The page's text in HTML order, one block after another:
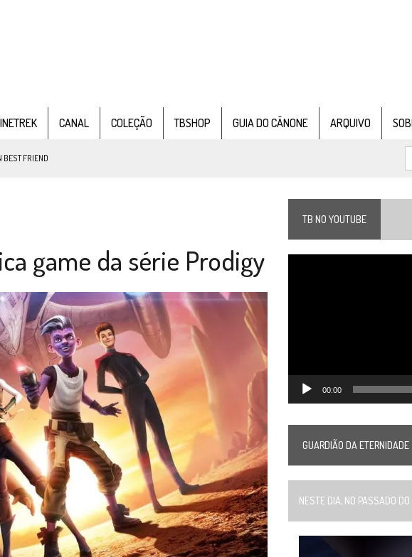
CANAL COLEÇÃO TBSHOP GUIA DO CÂNONE ARQUIVO
BEST FRIEND
DE STRANGE NEW WORDS
FÃS AXANAR HORAS APÓS ESTREIA
GRIFFIN INCIDENT” (4×02)
ERA NA SDCC
SOBRE DIFERENTES PONTOS DE VISTA
DISPONÍVEL EM PRÉ-VENDA!
DE STAR TREK, CHEGA EM 8 DE SETEMBRO
game da série Prodigy
TB NO YOUTUBE
00:00
GUARDIÃO DA ETERNIDADE
NESTE DIA, NO PASSADO DO